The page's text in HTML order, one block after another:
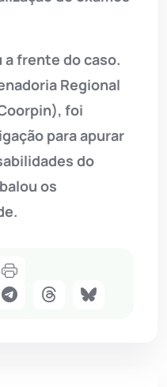
a frente do caso.
Regional
foi
para apurar
do
os